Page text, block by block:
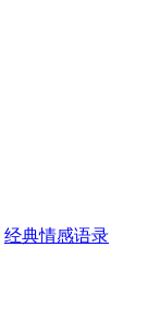
经典情感语录